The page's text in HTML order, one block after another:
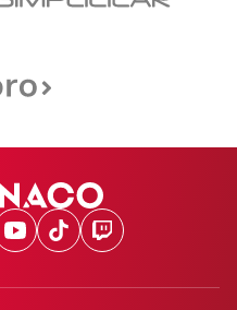
Youtube
TikTokTwitch